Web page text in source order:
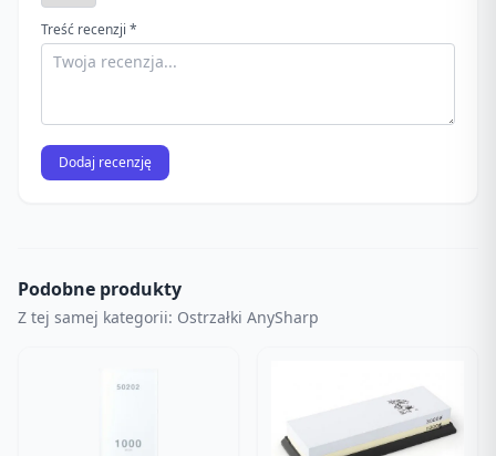
Treść recenzji *
Dodaj recenzję
Podobne produkty
Z tej samej kategorii: Ostrzałki AnySharp